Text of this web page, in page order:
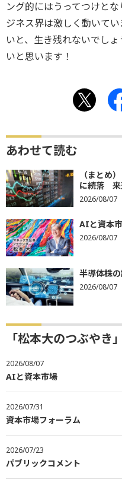
ング的にはうってつけと
ジネス界は激しく動いて
いと、生き残れないでし
いと思います！
あわせて読む
（まとめ
に続落 来
2026/08/07
AIと資本
2026/08/07
半導体株
2026/08/07
「松本大のつぶやき
2026/08/07
AIと資本市場
2026/07/31
資本市場フォーラム
2026/07/23
パブリックコメント